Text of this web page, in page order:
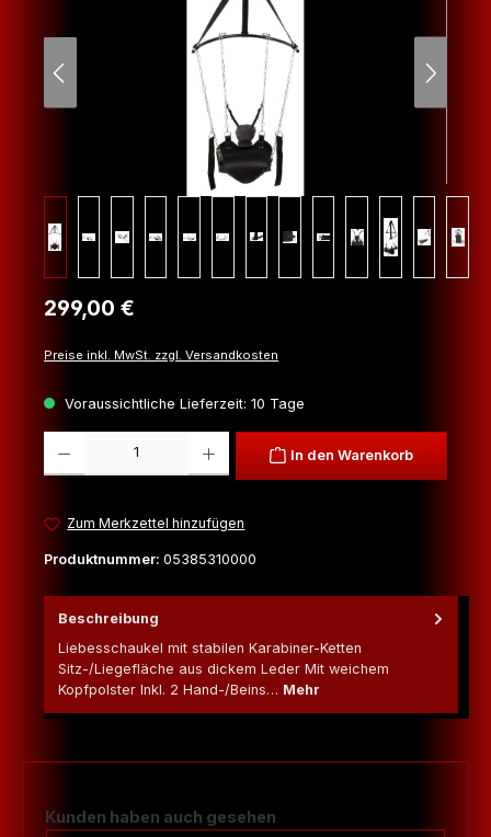
Regulärer Preis:
299,00 €
Preise inkl. MwSt. zzgl. Versandkosten
Voraussichtliche Lieferzeit: 10 Tage
In den Warenkorb
Zum Merkzettel hinzufügen
Produktnummer: 05385310000
Beschreibung
Liebesschaukel mit stabilen Karabiner-Ketten
Sitz-/Liegefläche aus dickem Leder Mit weichem
Kopfpolster Inkl. 2 Hand-/Beins… Mehr
Produktgalerie überspringen
Kunden haben auch gesehen